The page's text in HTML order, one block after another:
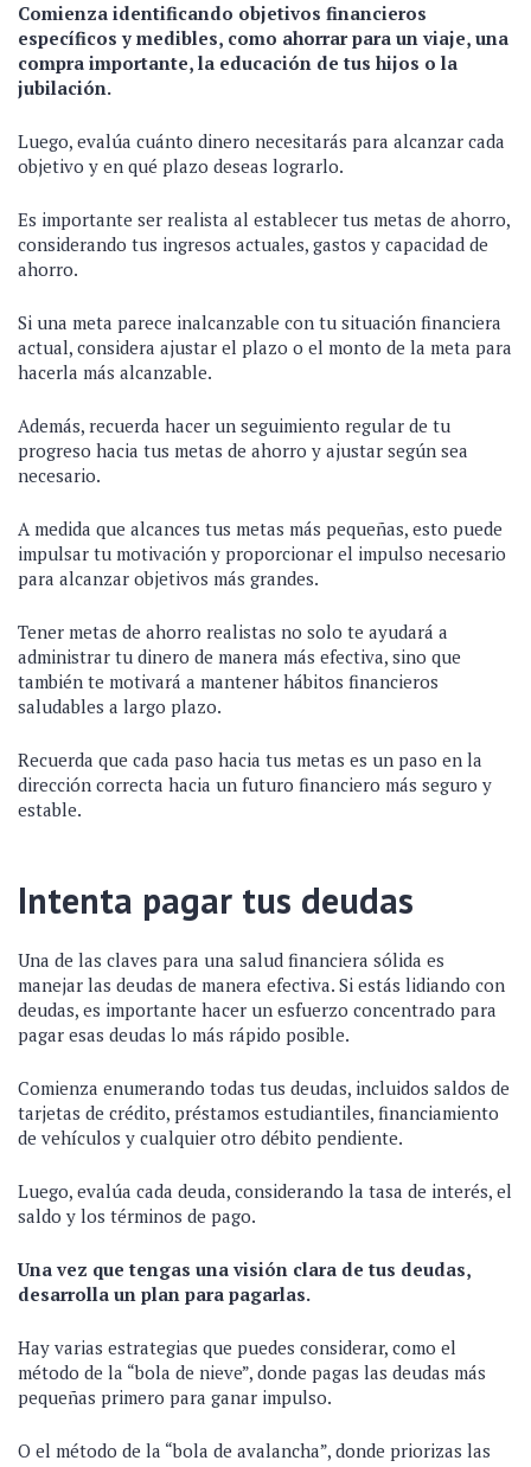
Comienza identificando objetivos financieros
específicos y medibles, como ahorrar para un viaje, una
compra importante, la educación de tus hijos o la
jubilación.
Luego, evalúa cuánto dinero necesitarás para alcanzar cada
objetivo y en qué plazo deseas lograrlo.
Es importante ser realista al establecer tus metas de ahorro,
considerando tus ingresos actuales, gastos y capacidad de
ahorro.
Si una meta parece inalcanzable con tu situación financiera
actual, considera ajustar el plazo o el monto de la meta para
hacerla más alcanzable.
Además, recuerda hacer un seguimiento regular de tu
progreso hacia tus metas de ahorro y ajustar según sea
necesario.
A medida que alcances tus metas más pequeñas, esto puede
impulsar tu motivación y proporcionar el impulso necesario
para alcanzar objetivos más grandes.
Tener metas de ahorro realistas no solo te ayudará a
administrar tu dinero de manera más efectiva, sino que
también te motivará a mantener hábitos financieros
saludables a largo plazo.
Recuerda que cada paso hacia tus metas es un paso en la
dirección correcta hacia un futuro financiero más seguro y
estable.
Intenta pagar tus deudas
Una de las claves para una salud financiera sólida es
manejar las deudas de manera efectiva. Si estás lidiando con
deudas, es importante hacer un esfuerzo concentrado para
pagar esas deudas lo más rápido posible.
Comienza enumerando todas tus deudas, incluidos saldos de
tarjetas de crédito, préstamos estudiantiles, financiamiento
de vehículos y cualquier otro débito pendiente.
Luego, evalúa cada deuda, considerando la tasa de interés, el
saldo y los términos de pago.
Una vez que tengas una visión clara de tus deudas,
desarrolla un plan para pagarlas.
Hay varias estrategias que puedes considerar, como el
método de la “bola de nieve”, donde pagas las deudas más
pequeñas primero para ganar impulso.
O el método de la “bola de avalancha”, donde priorizas las